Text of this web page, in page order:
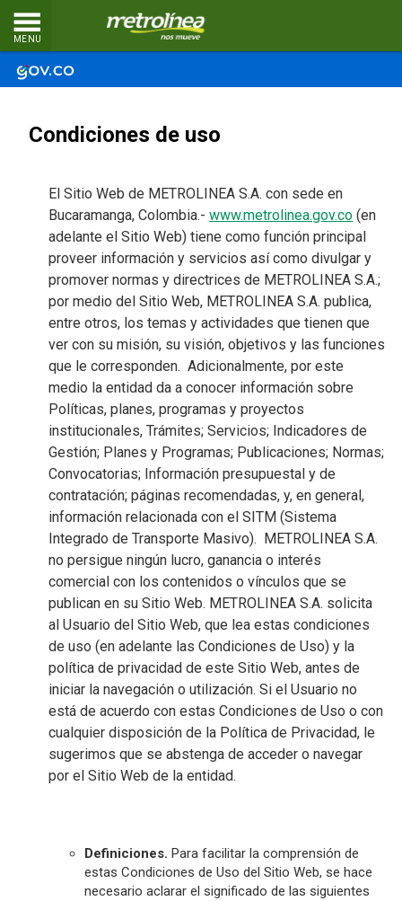
MENU
Condiciones de uso
El Sitio Web de METROLINEA S.A. con sede en
Bucaramanga, Colombia.-www.metrolinea.gov.co (en
adelante el Sitio Web) tiene como función principal
proveer información y servicios así como divulgar y
promover normas y directrices de METROLINEA S.A.;
por medio del Sitio Web, METROLINEA S.A. publica,
entre otros, los temas y actividades que tienen que
ver con su misión, su visión, objetivos y las funciones
que le corresponden. Adicionalmente, por este
medio la entidad da a conocer información sobre
Políticas, planes, programas y proyectos
institucionales, Trámites; Servicios; Indicadores de
Gestión; Planes y Programas; Publicaciones; Normas;
Convocatorias; Información presupuestal y de
contratación; páginas recomendadas, y, en general,
información relacionada con el SITM (Sistema
Integrado de Transporte Masivo). METROLINEA S.A.
no persigue ningún lucro, ganancia o interés
comercial con los contenidos o vínculos que se
publican en su Sitio Web. METROLINEA S.A. solicita
al Usuario del Sitio Web, que lea estas condiciones
de uso (en adelante las Condiciones de Uso) y la
política de privacidad de este Sitio Web, antes de
iniciar la navegación o utilización. Si el Usuario no
está de acuerdo con estas Condiciones de Uso o con
cualquier disposición de la Política de Privacidad, le
sugerimos que se abstenga de acceder o navegar
por el Sitio Web de la entidad.
Definiciones.Para facilitar la comprensión de
estas Condiciones de Uso del Sitio Web, se hace
necesario aclarar el significado de las siguientes